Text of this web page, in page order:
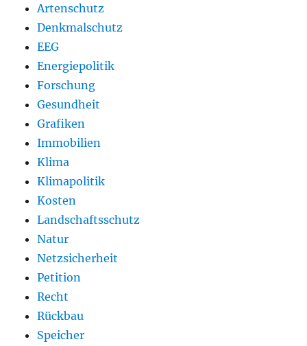
Artenschutz
Denkmalschutz
EEG
Energiepolitik
Forschung
Gesundheit
Grafiken
Immobilien
Klima
Klimapolitik
Kosten
Landschaftsschutz
Natur
Netzsicherheit
Petition
Recht
Rückbau
Speicher